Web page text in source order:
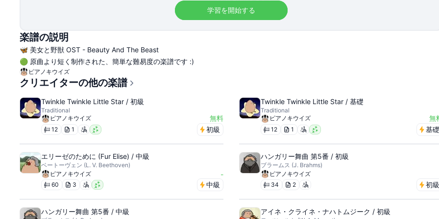
学習を開始する
楽譜の説明
🦋 美女と野獣 OST - Beauty And The Beast
🟢 原曲より短く制作された、簡単な難易度の楽譜です :)
ピアノキウイズ
クリエイターの他の楽譜
Twinkle Twinkle Little Star / 初級
Traditional
ピアノキウイズ
無料
12 1 初級
Twinkle Twinkle Little Star / 基礎
Traditional
ピアノキウイズ
無
12 1 基礎
エリーゼのために (Fur Elise) / 中級
ベートーヴェン (L. V. Beethoven)
ピアノキウイズ
-
60 3 中級
ハンガリー舞曲 第5番 / 初級
ブラームス (J. Brahms)
ピアノキウイズ
34 2 初級
ハンガリー舞曲 第5番 / 中級 アイネ・クライネ・ナハトムジーク / 初級